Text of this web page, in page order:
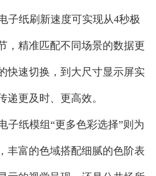
纸刷新速度可实现从4秒极
，精准匹配不同场景的数据更
快速切换，到大尺寸显示屏实
递更及时、更高效。
纸模组“更多色彩选择”则为
丰富的色域搭配细腻的色阶表